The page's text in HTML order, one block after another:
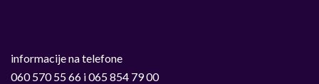
informacije na telefone
060 570 55 66 i 065 854 79 00